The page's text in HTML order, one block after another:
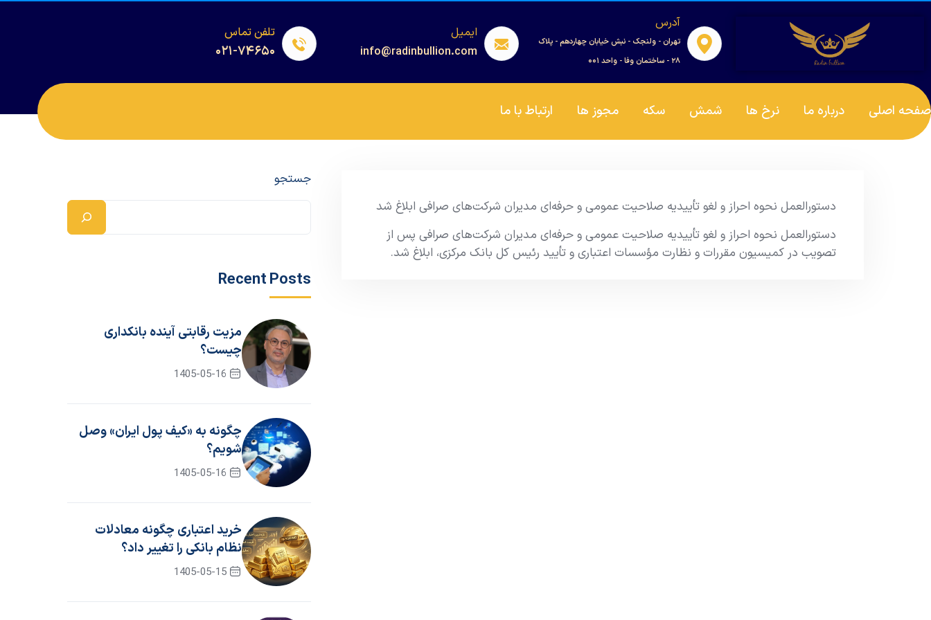
آدرس
تهران - ولنجک - نبش خیابان چهاردهم - پلاک
۲۸ - ساختمان وفا - واحد ۰۰۱
ایمیل
info@radinbullion.com
تلفن تماس
۰۲۱-۷۴۶۵۰
صفحه اصلی درباره ما نرخ ها شمش سکه مجوز ها ارتباط با ما
دستورالعمل نحوه احراز و لغو تأییدیه صلاحیت عمومی و حرفه‌ای مدیران شرکت‌های صرافی ابلاغ شد
دستورالعمل نحوه احراز و لغو تأییدیه صلاحیت عمومی و حرفه‌ای مدیران شرکت‌های صرافی پس از
تصویب در کمیسیون مقررات و نظارت مؤسسات اعتباری و تأیید رئیس کل بانک مرکزی، ابلاغ شد.
جستجو
Recent Posts
مزیت رقابتی آینده بانکداری
چیست؟
1405-05-16
چگونه به «کیف پول ایران» وصل
شویم؟
1405-05-16
خرید اعتباری چگونه معادلات
نظام بانکی را تغییر داد؟
1405-05-15